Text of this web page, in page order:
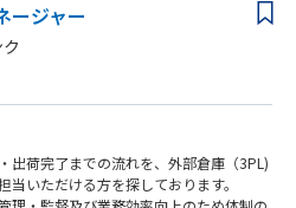
を保証する。
パーツ販売に対し、発注処理を行う。
に行う。
ータの収集を管理する。
に沿った迅速な問題解決を実現するた
トする。
維持する。
ポリシー・プロセス・新製品の最新情報
研修コースを迅速に修了する。
方
ージャー
出荷完了までの流れを、外部倉庫（3PL)
いただける方を探しております。